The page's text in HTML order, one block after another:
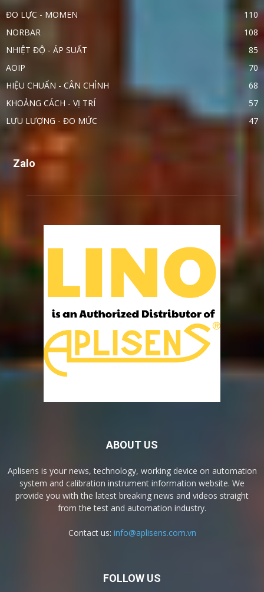
ĐO LỰC - MOMEN
110
NORBAR
108
NHIỆT ĐỘ - ÁP SUẤT
85
AOIP
70
HIỆU CHUẨN - CÂN CHỈNH
68
KHOẢNG CÁCH - VỊ TRÍ
57
LƯU LƯỢNG - ĐO MỨC
47
Zalo
ABOUT US
Aplisens is your news, technology, working device on automation
system and calibration instrument information website. We
provide you with the latest breaking news and videos straight
from the test and automation industry.
Contact us: info@aplisens.com.vn
FOLLOW US